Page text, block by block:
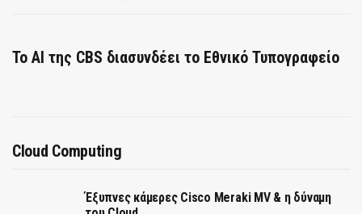
Το AI της CBS διασυνδέει το Εθνικό Τυπογραφείο
Cloud Computing
Έξυπνες κάμερες Cisco Meraki MV & η δύναμη